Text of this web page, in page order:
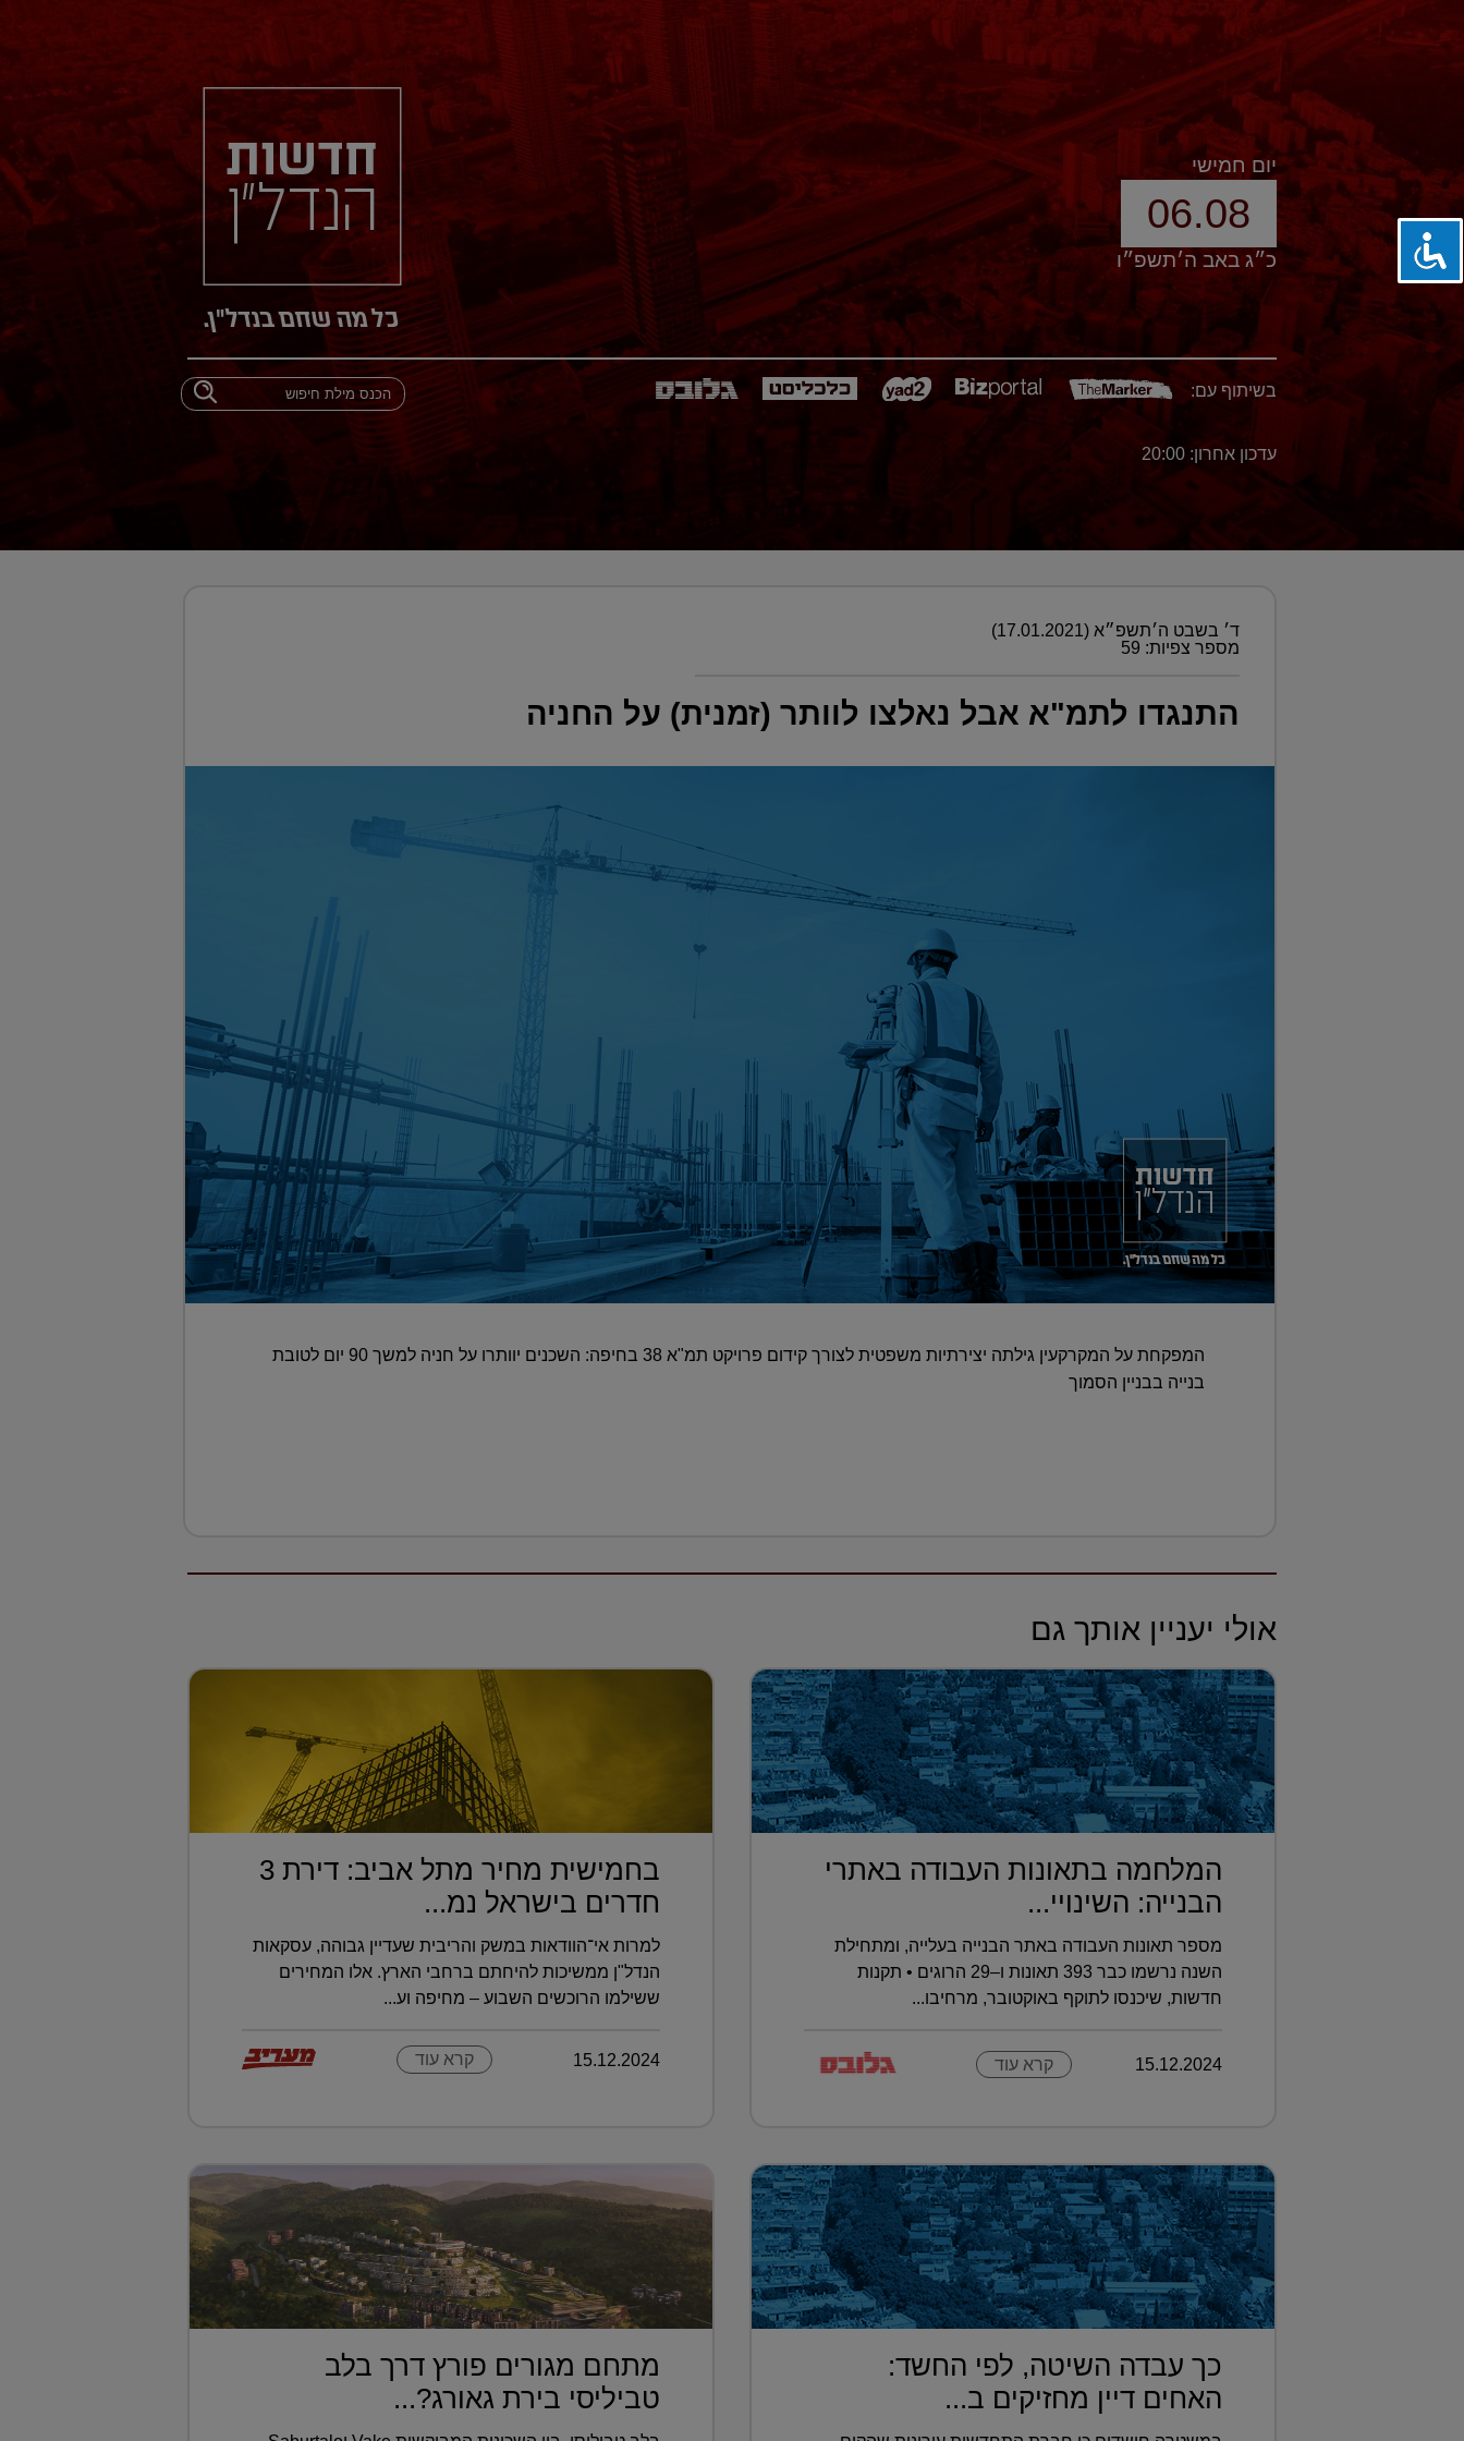
יום חמישי
06.08
כ״ג באב ה׳תשפ״ו
בשיתוף עם:
עדכון אחרון: 20:00
ד׳ בשבט ה׳תשפ״א (17.01.2021)
מספר צפיות: 59
התנגדו לתמ"א אבל נאלצו לוותר (זמנית) על החניה
המפקחת על המקרקעין גילתה יצירתיות משפטית לצורך קידום פרויקט תמ"א 38 בחיפה: השכנים יוותרו על חניה למשך 90 יום לטובת
בנייה בבניין הסמוך
אולי יעניין אותך גם
המלחמה בתאונות העבודה באתרי
הבנייה: השינויי...
מספר תאונות העבודה באתר הבנייה בעלייה, ומתחילת
השנה נרשמו כבר 393 תאונות ו–29 הרוגים • תקנות
חדשות, שיכנסו לתוקף באוקטובר, מרחיבו...
15.12.2024 קרא עוד
בחמישית מחיר מתל אביב: דירת 3
חדרים בישראל נמ...
למרות אי־הוודאות במשק והריבית שעדיין גבוהה, עסקאות
הנדל"ן ממשיכות להיחתם ברחבי הארץ. אלו המחירים
ששילמו הרוכשים השבוע – מחיפה וע...
15.12.2024 קרא עוד
כך עבדה השיטה, לפי החשד:
האחים דיין מחזיקים ב...
מתחם מגורים פורץ דרך בלב
טביליסי בירת גאורג?...